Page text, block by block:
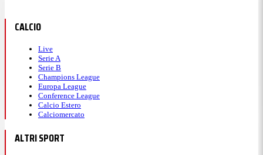
CALCIO
Live
Serie A
Serie B
Champions League
Europa League
Conference League
Calcio Estero
Calciomercato
ALTRI SPORT